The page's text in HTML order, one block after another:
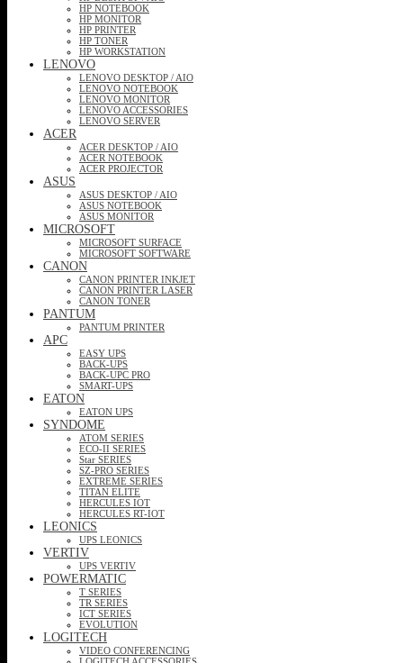
HP NOTEBOOK
HP MONITOR
HP PRINTER
HP TONER
HP WORKSTATION
LENOVO
LENOVO DESKTOP / AIO
LENOVO NOTEBOOK
LENOVO MONITOR
LENOVO ACCESSORIES
LENOVO SERVER
ACER
ACER DESKTOP / AIO
ACER NOTEBOOK
ACER PROJECTOR
ASUS
ASUS DESKTOP / AIO
ASUS NOTEBOOK
ASUS MONITOR
MICROSOFT
MICROSOFT SURFACE
MICROSOFT SOFTWARE
CANON
CANON PRINTER INKJET
CANON PRINTER LASER
CANON TONER
PANTUM
PANTUM PRINTER
APC
EASY UPS
BACK-UPS
BACK-UPC PRO
SMART-UPS
EATON
EATON UPS
SYNDOME
ATOM SERIES
ECO-II SERIES
Star SERIES
SZ-PRO SERIES
EXTREME SERIES
TITAN ELITE
HERCULES IOT
HERCULES RT-IOT
LEONICS
UPS LEONICS
VERTIV
UPS VERTIV
POWERMATIC
T SERIES
TR SERIES
ICT SERIES
EVOLUTION
LOGITECH
VIDEO CONFERENCING